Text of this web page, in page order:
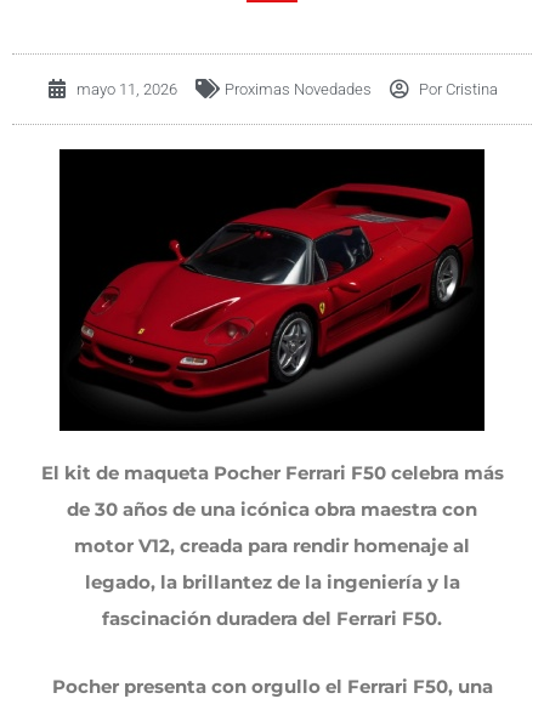
mayo 11, 2026 Proximas Novedades Por Cristina
El kit de maqueta Pocher Ferrari F50 celebra más
de 30 años de una icónica obra maestra con
motor V12, creada para rendir homenaje al
legado, la brillantez de la ingeniería y la
fascinación duradera del Ferrari F50.
Pocher presenta con orgullo el Ferrari F50, una